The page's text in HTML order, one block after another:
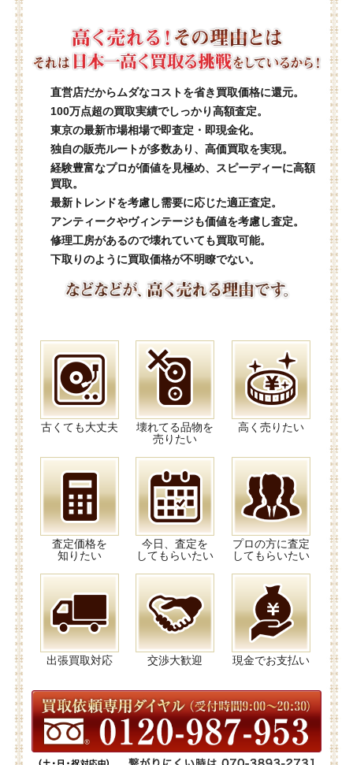
直営店だからムダなコストを省き買取価格に還元。
100万点超の買取実績でしっかり高額査定。
東京の最新市場相場で即査定・即現金化。
独自の販売ルートが多数あり、高価買取を実現。
経験豊富なプロが価値を見極め、スピーディーに高額
買取。
最新トレンドを考慮し需要に応じた適正査定。
アンティークやヴィンテージも価値を考慮し査定。
修理工房があるので壊れていても買取可能。
下取りのように買取価格が不明瞭でない。
古くても大丈夫
壊れてる品物を
売りたい
高く売りたい
査定価格を
知りたい
今日、査定を
してもらいたい
プロの方に査定
してもらいたい
出張買取対応 交渉大歓迎 現金でお支払い